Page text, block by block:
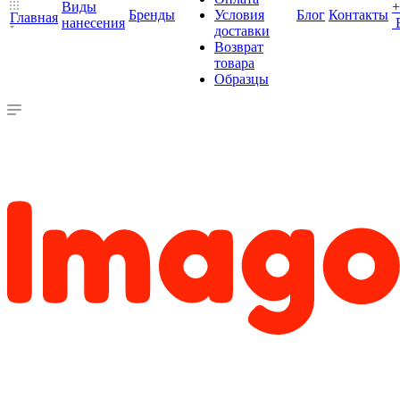
Главная
Виды
нанесения
Бренды
Условия
доставки
Возврат
товара
Образцы
Блог Контакты
+